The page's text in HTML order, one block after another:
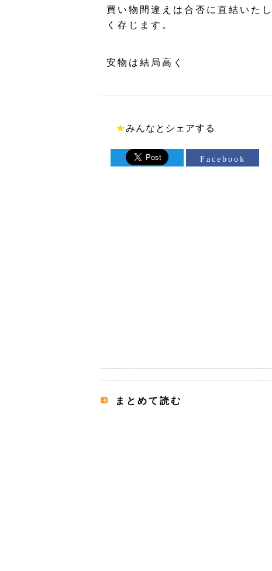
買い物間違えは合否に直結いた
く存じます。
安物は結局高く
★みんなとシェアする
Facebook
まとめて読む